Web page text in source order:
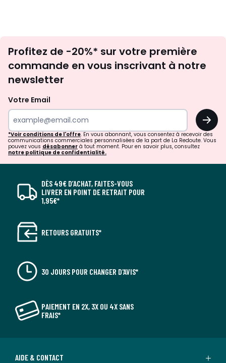
newsletter
Profitez de -20%* sur votre première
commande en vous inscrivant à notre
newsletter
Votre Email
OK
*Voir conditions de l'offre. En vous abonnant, vous consentez à recevoir des
communications commerciales personnalisées de la part de La Redoute. Vous
pouvez vous désabonner à tout moment. Pour en savoir plus, consultez
notre politique de confidentialité.
DÈS 49€ D’ACHAT, FAITES-VOUS
LIVRER EN POINT DE RETRAIT POUR
1,95€*
RETOURS GRATUITS*
30 JOURS POUR CHANGER D'AVIS*
PAIEMENT EN 2X, 3X OU 4X SANS
FRAIS*
AIDE & CONTACT